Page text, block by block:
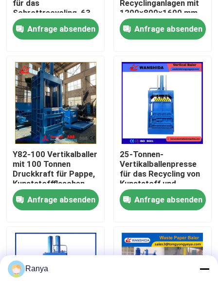
Produkte
Über uns
Werksbesichtigung
Qualitätskontrolle
Kontakt mit uns
Neuigkeiten
Bitte um ein Angebot
Industrielle Ballenpreßmaschine
für das
Schrottrecycling, 63
Tonnen Druckkraft
Y82-63 mit 15 kW
Leistung
Anfrage absenden
Recyclinganlagen mit
1200×800×1600 mm
Kammer und 100–300
kg Ballengewicht
Anfrage absenden
Y82-100 Vertikalballer
mit 100 Tonnen
Druckkraft für Pappe,
Kunststoffflaschen
und Papierabfälle
Anfrage absenden
25-Tonnen-
Vertikalballenpresse
für das Recycling von
Kunststoff und
leichten
Stahltrommeln
Anfrage absenden
Ranya